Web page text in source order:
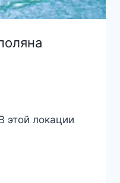
этой локации